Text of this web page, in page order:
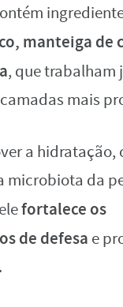
manteiga de
, que trabalham
mais
a hidratação,
microbiota da
fortalece os
de defesa e